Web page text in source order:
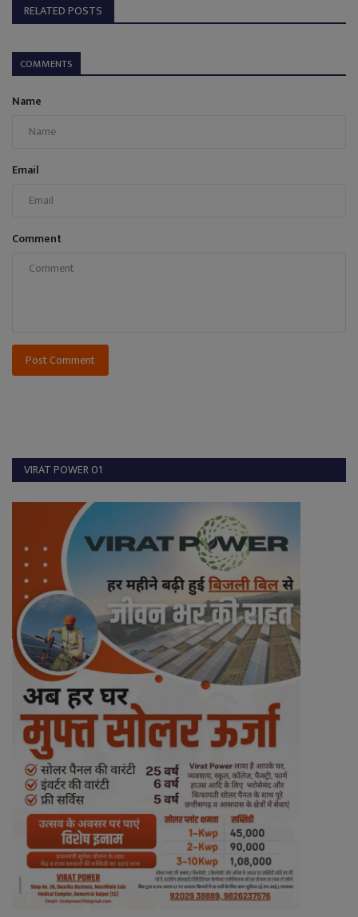
RELATED POSTS
COMMENTS
Name
Email
Comment
Post Comment
VIRAT POWER 01